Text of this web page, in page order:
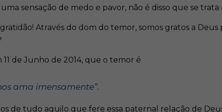
sensação de medo e pavor, não é disso que se
Através do dom do temor, somos gratos a Deus
11 de Junho de 2014, que o temor é
ama imensamente”.
de tudo aquilo que fere essa paternal relação de